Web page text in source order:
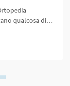
qualcosa di
contenzioni